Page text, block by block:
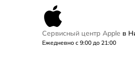
Сервисный центр Apple в
Ежедневно с 9:00 до 21:00